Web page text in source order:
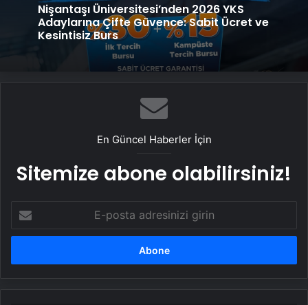
Nişantaşı Üniversitesi’nden 2026 YKS
Adaylarına Çifte Güvence: Sabit Ücret ve
Kesintisiz Burs
En Güncel Haberler İçin
Sitemize abone olabilirsiniz!
posta
adresinizi